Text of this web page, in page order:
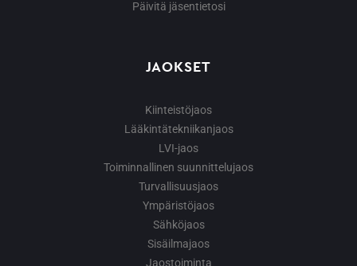
Päivitä jäsentietosi
JAOKSET
Kiinteistöjaos
Lääkintätekniikanjaos
LVI-jaos
Toiminnallinen suunnittelujaos
Turvallisuusjaos
Ympäristöjaos
Sähköjaos
Sisäilmajaos
Jaostoiminta